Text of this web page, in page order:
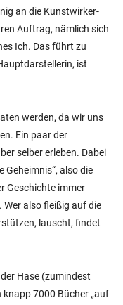
an die Kunstwirker-
Auftrag, nämlich sich
Ich. Das führt zu
ist
werden, da wir uns
Ein paar der
selber erleben. Dabei
Geheimnis“, also die
Geschichte immer
also fleißig auf die
lauscht, findet
Hase (zumindest
7000 Bücher „auf